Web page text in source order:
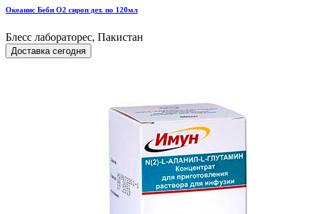
Океанис Беби О2 сироп дет. по 120мл
Блесс лабораторес, Пакистан
Доставка сегодня